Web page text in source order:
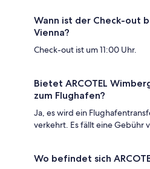
Wann ist der Check-out
Vienna?
Check-out ist um 11:00 Uhr.
Bietet ARCOTEL
zum Flughafen?
Ja, es wird ein
verkehrt. Es fällt eine Gebühr
Wo befindet sich